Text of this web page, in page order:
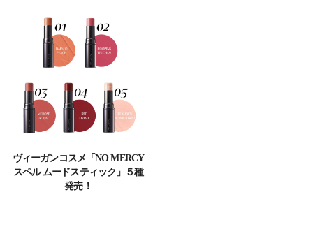
ヴィーガンコスメ「NO MERCY
スペル ムードスティック」５種
発売！